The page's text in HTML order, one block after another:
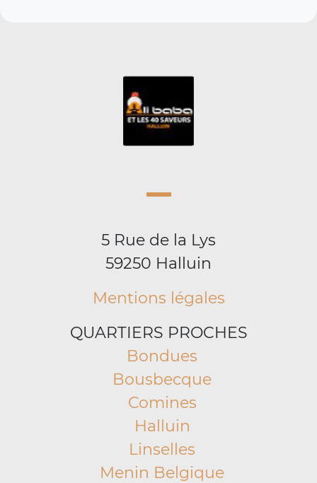
5 Rue de la Lys
59250 Halluin
Mentions légales
QUARTIERS PROCHES
Bondues
Bousbecque
Comines
Halluin
Linselles
Menin Belgique